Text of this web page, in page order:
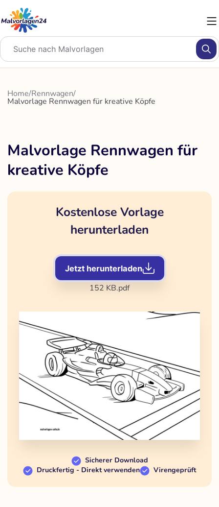
Inhalt
springen
Home/Rennwagen/
Malvorlage Rennwagen für kreative Köpfe
Malvorlage Rennwagen für
kreative Köpfe
Kostenlose Vorlage
herunterladen
Jetzt herunterladen
152 KB.pdf
Sicherer Download
Druckfertig - Direkt verwenden
Virengeprüft